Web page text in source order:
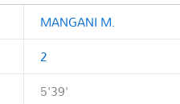
MANGANI M.
2
5'39'